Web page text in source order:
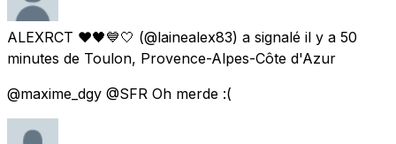
ALEXRCT ❤️🖤💙🤍 (@lainealex83) a signalé il y a 50
minutes de Toulon, Provence-Alpes-Côte d'Azur
@maxime_dgy @SFR Oh merde :(